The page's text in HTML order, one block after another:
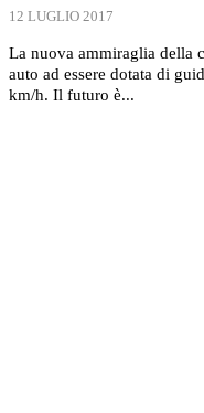
12 LUGLIO 2017
La nuova ammiraglia della
auto ad essere dotata di
km/h. Il futuro è...